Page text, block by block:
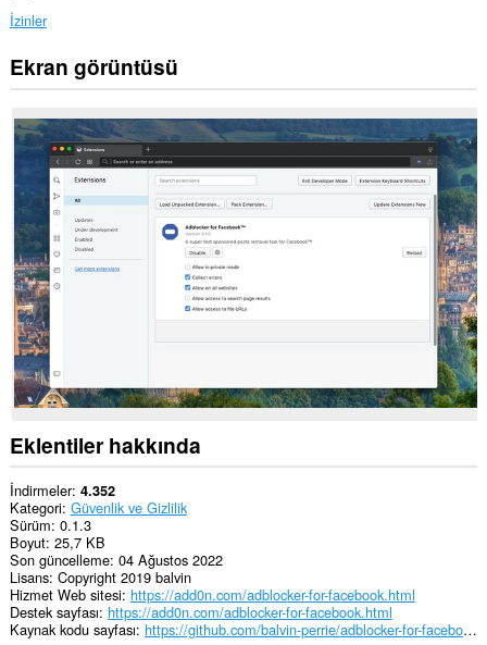
İzinler
Bu
eklenti,
Web
sitelerindeki
verilerinize
erişebilir.
Ekran görüntüsü
Eklentiler hakkında
İndirmeler 4.352
Kategori Güvenlik ve Gizlilik
Sürüm 0.1.3
Boyut 25,7 KB
Son güncelleme 04 Ağustos 2022
Lisans Copyright 2019 balvin
Hizmet Web sitesi https://add0n.com/adblocker-for-facebook.html
Destek sayfası https://add0n.com/adblocker-for-facebook.html
Kaynak kodu sayfası
https://github.com/balvin-perrie/adblocker-for-facebook/